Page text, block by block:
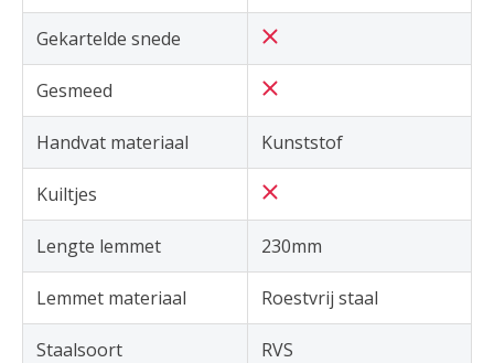
Gekartelde snede
Gesmeed
Handvat materiaal Kunststof
Kuiltjes
Lengte lemmet 230mm
Lemmet materiaal Roestvrij staal
Staalsoort RVS